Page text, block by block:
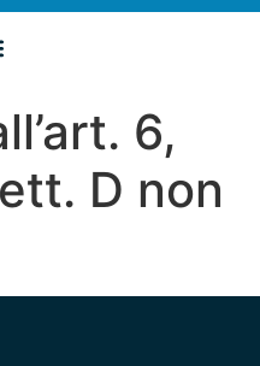
6,
D non